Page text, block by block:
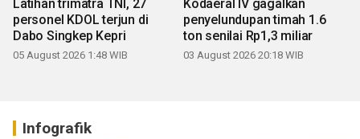
Latihan trimatra TNI, 27
personel KDOL terjun di
Dabo Singkep Kepri
05 August 2026 1:48 WIB
Kodaeral IV gagalkan
penyelundupan timah 1.6
ton senilai Rp1,3 miliar
03 August 2026 20:18 WIB
Infografik